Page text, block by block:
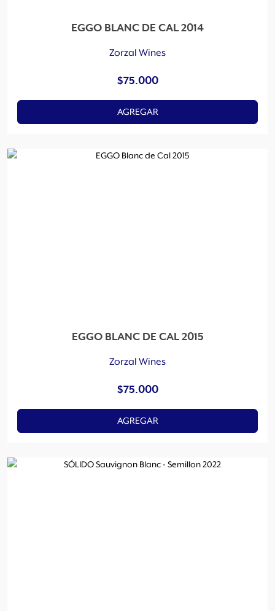
EGGO BLANC DE CAL 2014
Zorzal Wines
$75.000
AGREGAR
EGGO BLANC DE CAL 2015
Zorzal Wines
$75.000
AGREGAR